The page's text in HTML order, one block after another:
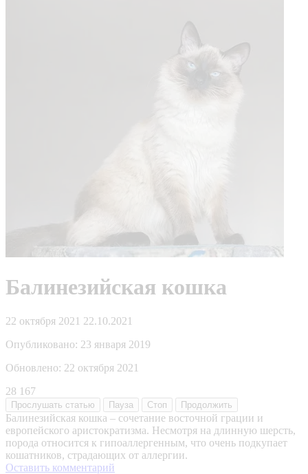
Балинезийская кошка
22 октября 2021 22.10.2021
Опубликовано: 23 января 2019
Обновлено: 22 октября 2021
28 167
Прослушать статью Пауза Стоп Продолжить
Балинезийская кошка – сочетание восточной грации и
европейского аристократизма. Несмотря на длинную шерсть,
порода относится к гипоаллергенным, что очень подкупает
кошатников, страдающих от аллергии.
Оставить комментарий